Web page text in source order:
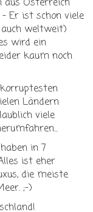
Er ist schon viele
weltweit)
wird ein
kaum noch
Ländern
viele
in 7
ist eher
die meiste
;-)